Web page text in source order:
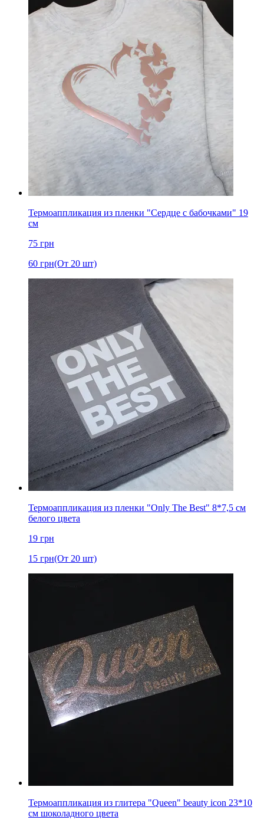
Термоаппликация из пленки "Сердце с бабочками" 19
см
75 грн
60 грн(От 20 шт)
Термоаппликация из пленки "Only The Best" 8*7,5 см
белого цвета
19 грн
15 грн(От 20 шт)
Термоаппликация из глитера "Queen" beauty icon 23*10
см шоколадного цвета